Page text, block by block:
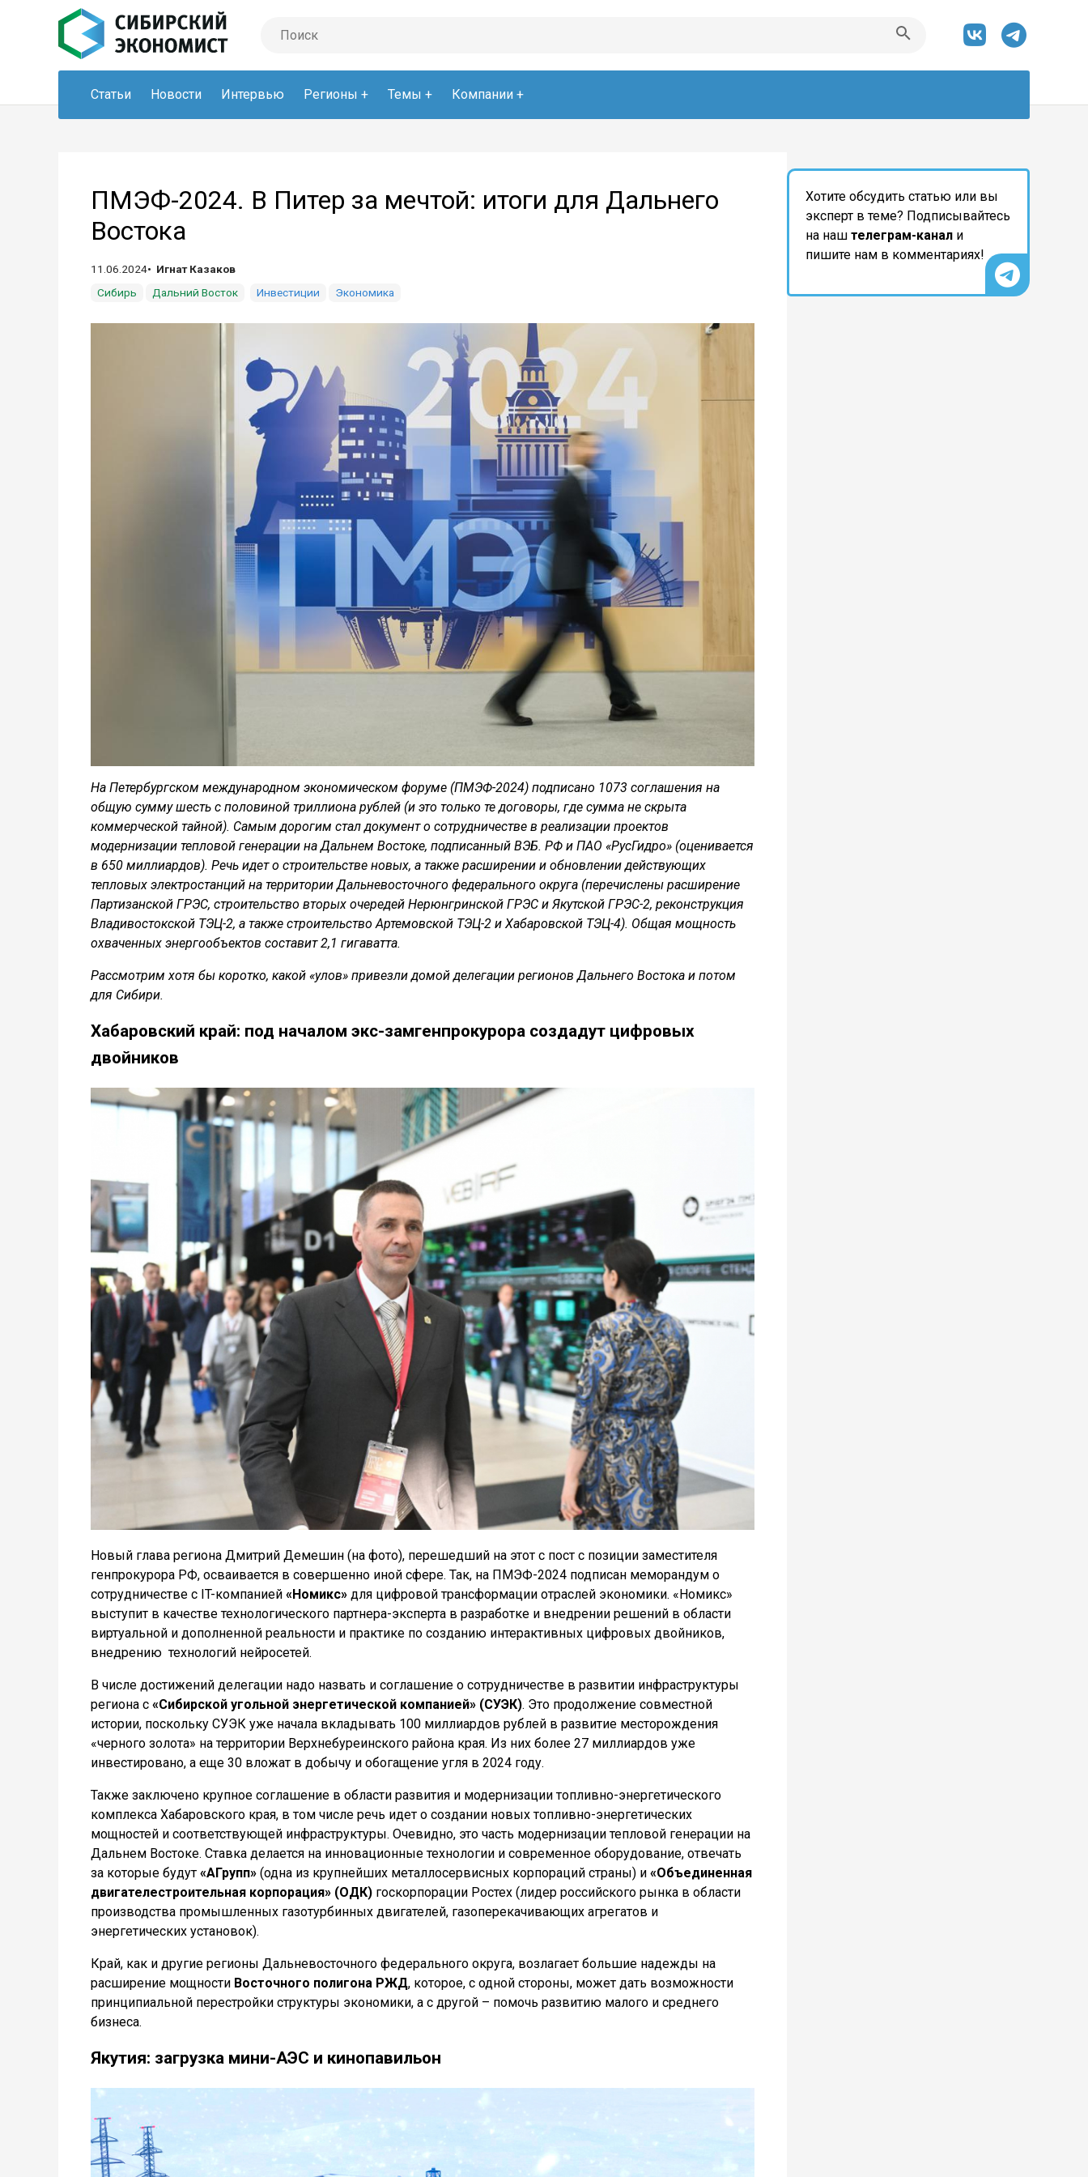
Статьи Новости Интервью Регионы Темы Компании
ПМЭФ-2024. В Питер за мечтой: итоги для Дальнего
Востока
11.06.2024
Игнат Казаков
Сибирь
Дальний Восток Инвестиции Экономика
На Петербургском международном экономическом форуме (ПМЭФ-2024) подписано 1073 соглашения на
общую сумму шесть с половиной триллиона рублей (и это только те договоры, где сумма не скрыта
коммерческой тайной). Самым дорогим стал документ о сотрудничестве в реализации проектов
модернизации тепловой генерации на Дальнем Востоке, подписанный ВЭБ. РФ и ПАО «РусГидро» (оценивается
в 650 миллиардов). Речь идет о строительстве новых, а также расширении и обновлении действующих
тепловых электростанций на территории Дальневосточного федерального округа (перечислены расширение
Партизанской ГРЭС, строительство вторых очередей Нерюнгринской ГРЭС и Якутской ГРЭС-2, реконструкция
Владивостокской ТЭЦ-2, а также строительство Артемовской ТЭЦ-2 и Хабаровской ТЭЦ-4). Общая мощность
охваченных энергообъектов составит 2,1 гигаватта.
Рассмотрим хотя бы коротко, какой «улов» привезли домой делегации регионов Дальнего Востока и потом
для Сибири.
Хабаровский край: под началом экс-замгенпрокурора создадут цифровых
двойников
Новый глава региона Дмитрий Демешин (на фото), перешедший на этот с пост с позиции заместителя
генпрокурора РФ, осваивается в совершенно иной сфере. Так, на ПМЭФ-2024 подписан меморандум о
сотрудничестве с IT-компанией «Номикс» для цифровой трансформации отраслей экономики. «Номикс»
выступит в качестве технологического партнера-эксперта в разработке и внедрении решений в области
виртуальной и дополненной реальности и практике по созданию интерактивных цифровых двойников,
внедрению технологий нейросетей.
В числе достижений делегации надо назвать и соглашение о сотрудничестве в развитии инфраструктуры
региона с «Сибирской угольной энергетической компанией» (СУЭК). Это продолжение совместной
истории, поскольку СУЭК уже начала вкладывать 100 миллиардов рублей в развитие месторождения
«черного золота» на территории Верхнебуреинского района края. Из них более 27 миллиардов уже
инвестировано, а еще 30 вложат в добычу и обогащение угля в 2024 году.
Также заключено крупное соглашение в области развития и модернизации топливно-энергетического
комплекса Хабаровского края, в том числе речь идет о создании новых топливно-энергетических
мощностей и соответствующей инфраструктуры. Очевидно, это часть модернизации тепловой генерации на
Дальнем Востоке. Ставка делается на инновационные технологии и современное оборудование, отвечать
за которые будут «АГрупп» (одна из крупнейших металлосервисных корпораций страны) и «Объединенная
двигателестроительная корпорация» (ОДК) госкорпорации Ростех (лидер российского рынка в области
производства промышленных газотурбинных двигателей, газоперекачивающих агрегатов и
энергетических установок).
Край, как и другие регионы Дальневосточного федерального округа, возлагает большие надежды на
расширение мощности Восточного полигона РЖД, которое, с одной стороны, может дать возможности
принципиальной перестройки структуры экономики, а с другой – помочь развитию малого и среднего
бизнеса.
Якутия: загрузка мини-АЭС и кинопавильон
Хотите обсудить статью или вы
эксперт в теме? Подписывайтесь
на наш телеграм-канал и
пишите нам в комментариях!